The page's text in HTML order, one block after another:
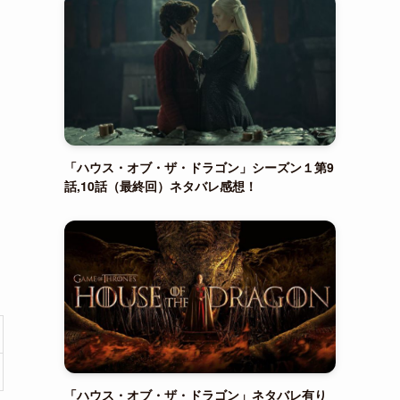
「ハウス・オブ・ザ・ドラゴン」シーズン１第9
話,10話（最終回）ネタバレ感想！
「ハウス・オブ・ザ・ドラゴン」ネタバレ有り